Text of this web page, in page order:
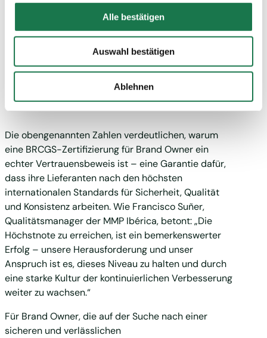
"Personalisierung", „Statistik“ und/oder „Marketing“
zusammen mit "Auswahl bestätigen" auswählen, willigen
Sie zugleich gem. Art. 49 Abs. 1 lit. a DSGVO ein, dass
Ihre auf dieser Webseite erhobenen Daten auch in
Drittstaaten, in denen die DSGVO nicht gilt, verarbeitet
auch in den USA verarbeitet. Wenn Sie jedoch nicht
die oben beschriebene Übermittlung nicht statt.
Alle bestätigen
Auswahl bestätigen
Ablehnen
Die AA+ BRCGS-
Zertifizierung bringt
Brand Ownern Vorteile
Die obengenannten Zahlen verdeutlichen, warum
eine BRCGS-Zertifizierung für Brand Owner ein
echter Vertrauensbeweis ist – eine Garantie dafür,
dass ihre Lieferanten nach den höchsten
internationalen Standards für Sicherheit, Qualität
und Konsistenz arbeiten. Wie Francisco Suñer,
Qualitätsmanager der MMP Ibérica, betont: „Die
Höchstnote zu erreichen, ist ein bemerkenswerter
Erfolg – unsere Herausforderung und unser
Anspruch ist es, dieses Niveau zu halten und durch
eine starke Kultur der kontinuierlichen Verbesserung
weiter zu wachsen.“
Für Brand Owner, die auf der Suche nach einer
sicheren und verlässlichen